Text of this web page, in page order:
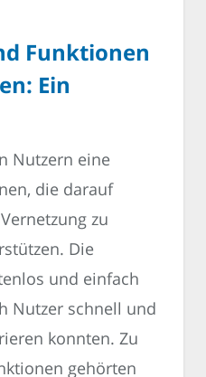
Funktionen
Ein
Nutzern eine
die darauf
zu
Die
und einfach
Nutzer schnell und
konnten. Zu
gehörten